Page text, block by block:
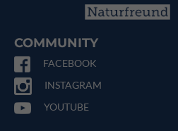
COMMUNITY
FACEBOOK
INSTAGRAM
YOUTUBE